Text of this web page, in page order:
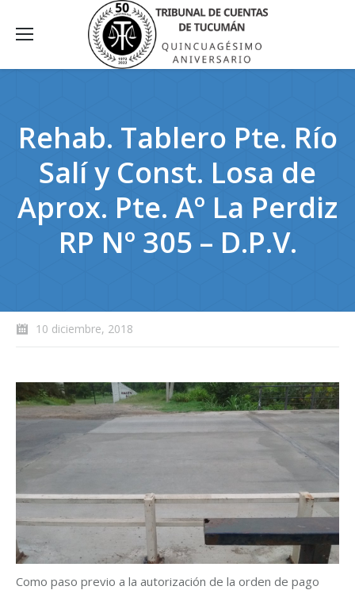
Rehab. Tablero Pte. Río
Salí y Const. Losa de
Aprox. Pte. Aº La Perdiz
RP Nº 305 – D.P.V.
10 diciembre, 2018
Como paso previo a la autorización de la orden de pago